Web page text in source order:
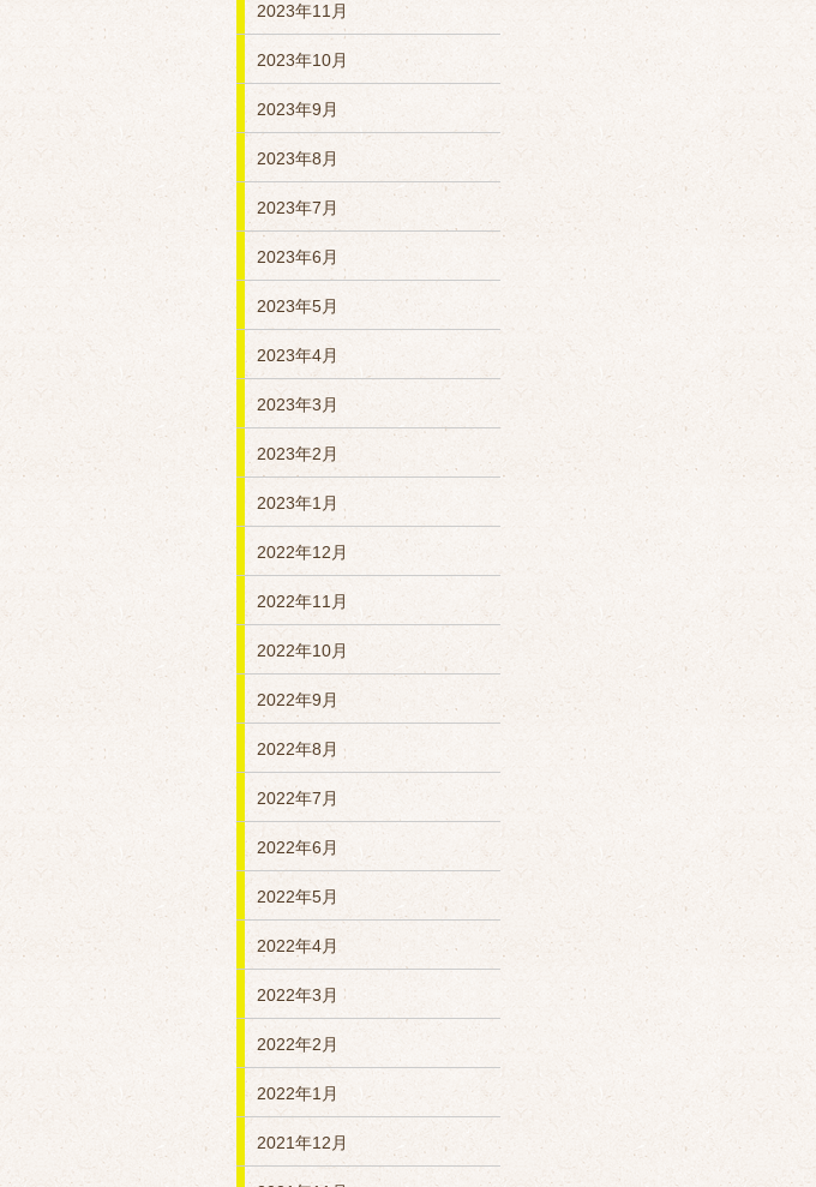
2023年11月
2023年10月
2023年9月
2023年8月
2023年7月
2023年6月
2023年5月
2023年4月
2023年3月
2023年2月
2023年1月
2022年12月
2022年11月
2022年10月
2022年9月
2022年8月
2022年7月
2022年6月
2022年5月
2022年4月
2022年3月
2022年2月
2022年1月
2021年12月